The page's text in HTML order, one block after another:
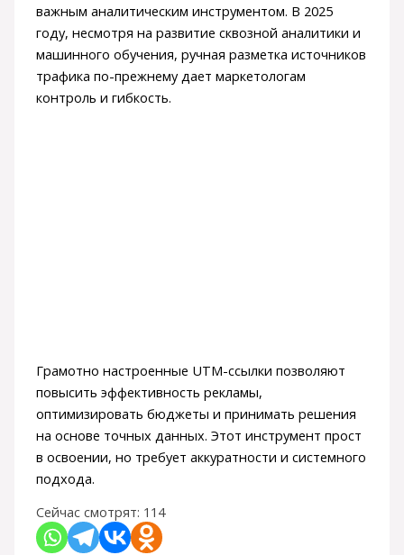
важным аналитическим инструментом. В 2025
году, несмотря на развитие сквозной аналитики и
машинного обучения, ручная разметка источников
трафика по-прежнему дает маркетологам
контроль и гибкость.
Грамотно настроенные UTM-ссылки позволяют
повысить эффективность рекламы,
оптимизировать бюджеты и принимать решения
на основе точных данных. Этот инструмент прост
в освоении, но требует аккуратности и системного
подхода.
Сейчас смотрят: 114